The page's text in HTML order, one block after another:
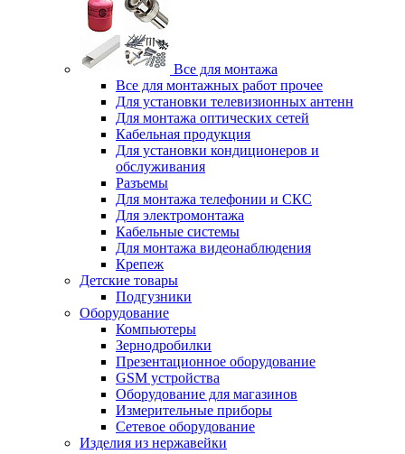
Все для монтажа
Все для монтажных работ прочее
Для установки телевизионных антенн
Для монтажа оптических сетей
Кабельная продукция
Для установки кондиционеров и
обслуживания
Разъемы
Для монтажа телефонии и СКС
Для электромонтажа
Кабельные системы
Для монтажа видеонаблюдения
Крепеж
Детские товары
Подгузники
Оборудование
Компьютеры
Зернодробилки
Презентационное оборудование
GSM устройства
Оборудование для магазинов
Измерительные приборы
Сетевое оборудование
Изделия из нержавейки